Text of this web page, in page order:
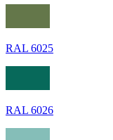
RAL 6025
RAL 6026